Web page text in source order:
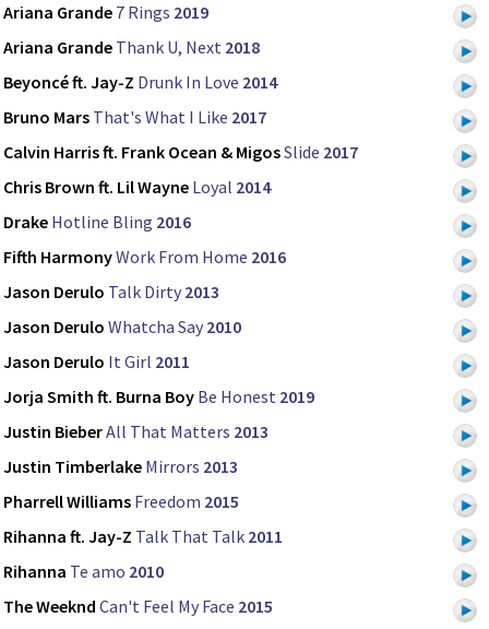
Ariana Grande 7 Rings 2019
Ariana Grande Thank U, Next 2018
Beyoncé ft. Jay-Z Drunk In Love 2014
Bruno Mars That's What I Like 2017
Calvin Harris ft. Frank Ocean & MigosSlide 2017
Chris Brown ft. Lil Wayne Loyal 2014
Drake Hotline Bling 2016
Fifth HarmonyWork From Home 2016
Jason Derulo Talk Dirty 2013
Jason Derulo Whatcha Say 2010
Jason Derulo It Girl 2011
Jorja Smith ft. Burna Boy Be Honest 2019
Justin BieberAll That Matters 2013
Justin Timberlake Mirrors 2013
Pharrell Williams Freedom 2015
Rihanna ft. Jay-Z Talk That Talk 2011
Rihanna Te amo 2010
The Weeknd Can't Feel My Face 2015